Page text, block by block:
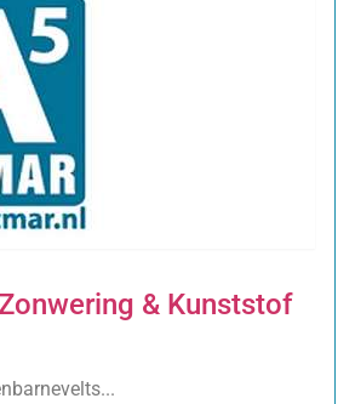
& Kunststof